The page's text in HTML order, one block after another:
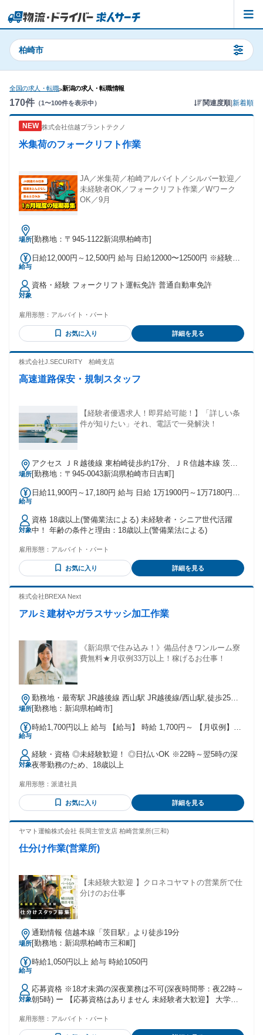
柏崎市
全国の求人・転職>新潟の求人・転職情報
170件 （1〜100件を表示中） 関連度順 新着順
株式会社信越プラントテクノ
米集荷のフォークリフト作業
JA／米集荷／柏崎アルバイト／シルバー歓迎／
未経験者OK／フォークリフト作業／Wワーク
OK／9月
場所[勤務地：〒945-1122新潟県柏崎市]
給与
日給12,000円～12,500円 給与 日給12000〜12500円 ※経験者
対象
資格・経験 フォークリフト運転免許 普通自動車免許
雇用形態： アルバイト・パート
お気に入り 詳細を見る
株式会社J.SECURITY 柏崎支店
高速道路保安・規制スタッフ
【経験者優遇求人！即昇給可能！】「詳しい条
件が知りたい」それ、電話で一発解決！
場所
アクセス ＪＲ越後線 東柏崎徒歩約17分、ＪＲ信越本線 茨目
出入口2徒歩約23分、ＪＲ越後線 柏崎徒歩約28分 東柏崎駅よ
[勤務地：〒945-0043新潟県柏崎市日吉町]
給与
日給11,900円～17,180円 給与 日給 1万1900円～1万7180円
＋各種手当 ※残業／夜勤／休日出勤は割増し金額支給 ※燃料
費支給（距離計算＋遠方手当有り） ※車両費支給 【研修につ
いて】 ■法定研修（20時間）：21,000円 →基本と安全対策を
覚える期間 ■トレイニー期間（30～50日）：8,900円＋車両手
より短縮） （入社祝い金含む）※警備・交通誘導経験者は、
法定研修およびトレイニー期間が無しまたは短縮される可能
性があります。面接にてご確認くださいませ。
対象
資格 18歳以上(警備業法による) 未経験者・シニア世代活躍
中！ 年齢の条件と理由：18歳以上(警備業法による)
雇用形態： アルバイト・パート
お気に入り 詳細を見る
株式会社BREXA Next
アルミ建材やガラスサッシ加工作業
《新潟県で住み込み！》備品付きワンルーム寮
費無料★月収例33万以上！稼げるお仕事！
場所
勤務地・最寄駅 JR越後線 西山駅 JR越後線/西山駅,徒歩25分
※北陸自動車道西山ICから車で1分 ※最寄りバス停留所から徒
[勤務地：新潟県柏崎市]
給与
時給1,700円以上 給与 【給与】 時給 1,700円～ 【月収例】
【交通費】 ※月3万円まで支給
対象
経験・資格 ◎未経験歓迎！ ◎日払いOK ※22時～翌5時の深
夜帯勤務のため、18歳以上
雇用形態： 派遣社員
お気に入り 詳細を見る
ヤマト運輸株式会社 長岡主管支店 柏崎営業所(三和)
仕分け作業(営業所)
【未経験大歓迎 】クロネコヤマトの営業所で仕
分けのお仕事
場所
通勤情報 信越本線「茨目駅」より徒歩19分
[勤務地：新潟県柏崎市三和町]
給与
時給1,050円以上 給与 時給1050円
対象
応募資格 ※18才未満の深夜業務は不可(深夜時間帯：夜22時～
朝5時) ー 【応募資格はありません 未経験者大歓迎】 大学生 /
養範囲内 /Wワーク・副業も相談可能 (一部社内規定による) ◆
ハローワークでお仕事探し中の方にもおすすめ ◆中高年の方
雇用形態： アルバイト・パート